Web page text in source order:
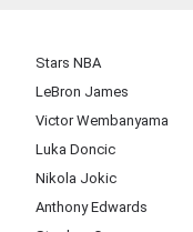
Stars NBA
LeBron James
Victor Wembanyama
Luka Doncic
Nikola Jokic
Anthony Edwards